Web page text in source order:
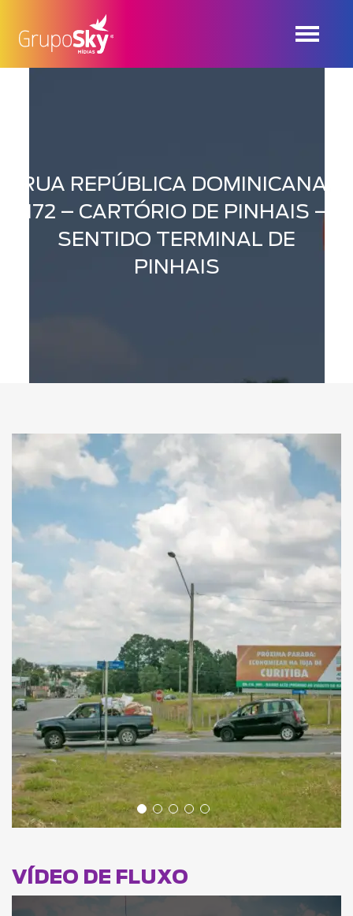
RUA REPÚBLICA DOMINICANA,
172 – CARTÓRIO DE PINHAIS –
SENTIDO TERMINAL DE
PINHAIS
VÍDEO DE FLUXO